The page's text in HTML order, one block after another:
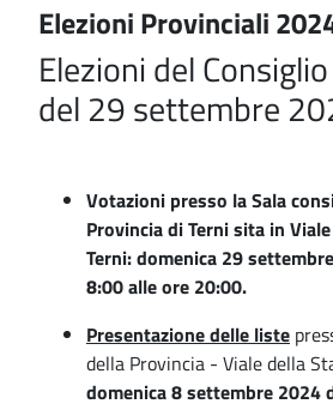
Elezioni Provinciali
Elezioni del
del 29 settembre
Votazioni presso la Sala
Provincia di Terni sita in
Terni: domenica 29
8:00 alle ore 20:00.
Presentazione delle liste
della Provincia - Viale della
domenica 8 settembre 2024